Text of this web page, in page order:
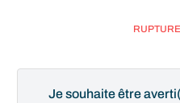
Je souhaite être